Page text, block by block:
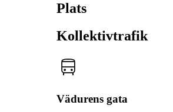
Plats
Kollektivtrafik
Vädurens gata